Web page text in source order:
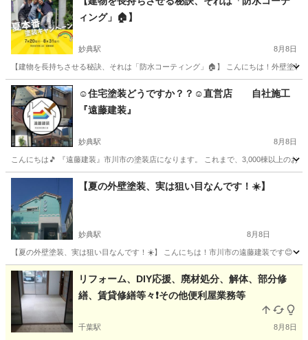
ィング」🏠】
妙典駅 8月8日
【建物を長持ちさせる秘訣、それは「防水コーティング」🏠】 こんにちは！外壁塗
千葉 市川市 妙典駅 その他 建物
☺️住宅塗装どうですか？？☺️直営店 自社施工
『遠藤建装』
妙典駅 8月8日
こんにちは🎵 『遠藤建装』市川市の塗装店になります。 これまで、3,000棟以上の
千葉 市川市 妙典駅 設計事務所 外壁塗装
【夏の外壁塗装、実は狙い目なんです！☀️】
妙典駅 8月8日
【夏の外壁塗装、実は狙い目なんです！☀️】 こんにちは！市川市の遠藤建装です😊
千葉 市川市 外壁塗装
リフォーム、DIY応援、廃材処分、解体、部分修
繕、賃貸修繕等々❗その他便利屋業務等
千葉駅 8月8日